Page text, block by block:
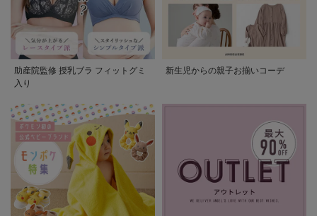
助産院監修 授乳ブラ フィットグミ
入り
新生児からの親子お揃いコーデ